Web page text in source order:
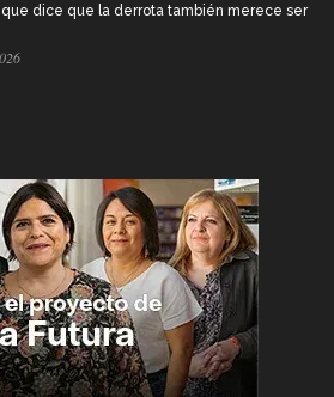
que dice que la derrota también merece ser